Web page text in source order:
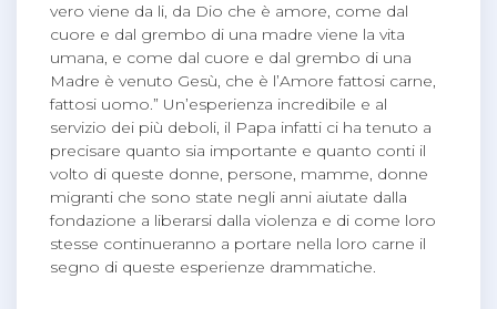
vero viene da li, da Dio che è amore, come dal
cuore e dal grembo di una madre viene la vita
umana, e come dal cuore e dal grembo di una
Madre è venuto Gesù, che è l’Amore fattosi carne,
fattosi uomo.” Un’esperienza incredibile e al
servizio dei più deboli, il Papa infatti ci ha tenuto a
precisare quanto sia importante e quanto conti il
volto di queste donne, persone, mamme, donne
migranti che sono state negli anni aiutate dalla
fondazione a liberarsi dalla violenza e di come loro
stesse continueranno a portare nella loro carne il
segno di queste esperienze drammatiche.